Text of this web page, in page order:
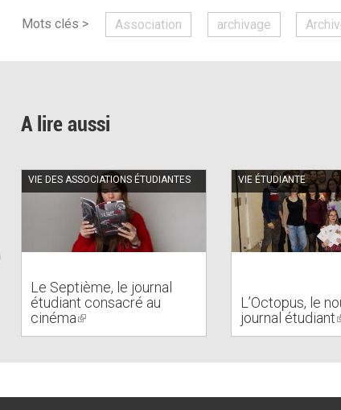
Mots clés > Association archivage
A lire aussi
VIE DES ASSOCIATIONS ÉTUDIANTES
Le Septième, le journal
étudiant consacré au
cinéma(link
is
VIE ÉTUDIANTE
L’Octopus, le
journal étudiant